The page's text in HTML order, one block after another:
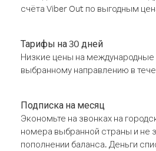
счёта Viber Out по выгодным
Тарифы на 30 дней
Низкие цены на международные
выбранному направлению в
Подписка на месяц
Экономьте на звонках на
номера выбранной страны и не
пополнении баланса. Деньги